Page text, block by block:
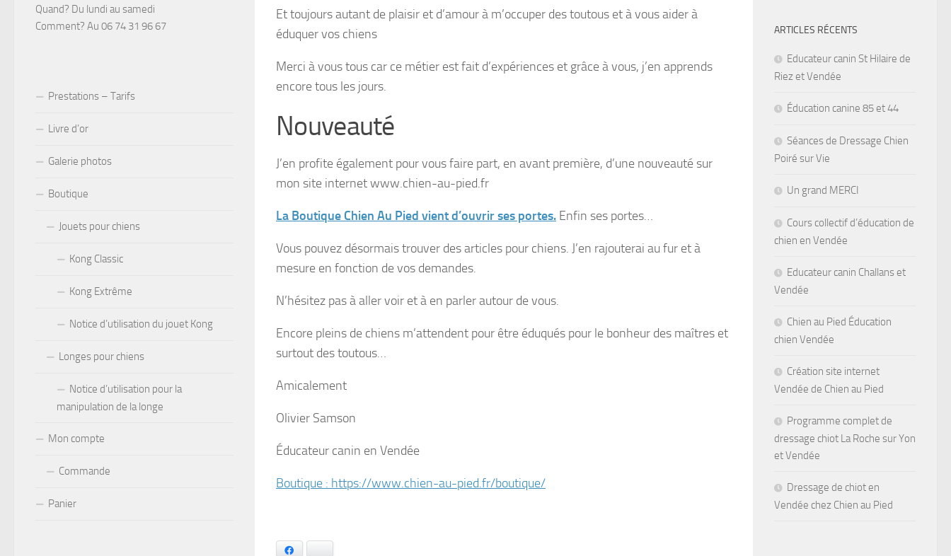
Et toujours autant de plaisir et d’amour à m’occuper des toutous et à vous aider à
éduquer vos chiens
Merci à vous tous car ce métier est fait d’expériences et grâce à vous, j’en apprends
encore tous les jours.
Nouveauté
J’en profite également pour vous faire part, en avant première, d’une nouveauté sur
mon site internet www.chien-au-pied.fr
La Boutique Chien Au Pied vient d’ouvrir ses portes. Enfin ses portes…
Vous pouvez désormais trouver des articles pour chiens. J’en rajouterai au fur et à
mesure en fonction de vos demandes.
N’hésitez pas à aller voir et à en parler autour de vous.
Encore pleins de chiens m’attendent pour être éduqués pour le bonheur des maîtres et
surtout des toutous…
Amicalement
Olivier Samson
Éducateur canin en Vendée
Boutique : https://www.chien-au-pied.fr/boutique/
Quand? Du lundi au samedi
Comment? Au 06 74 31 96 67
Prestations – Tarifs
Livre d’or
Galerie photos
Boutique
Jouets pour chiens
Kong Classic
Kong Extrême
Notice d’utilisation du jouet Kong
Longes pour chiens
Notice d’utilisation pour la
manipulation de la longe
Mon compte
Commande
Panier
ARTICLES RÉCENTS
Educateur canin St Hilaire de
Riez et Vendée
Éducation canine 85 et 44
Séances de Dressage Chien
Poiré sur Vie
Un grand MERCI
Cours collectif d’éducation de
chien en Vendée
Educateur canin Challans et
Vendée
Chien au Pied Éducation
chien Vendée
Création site internet
Vendée de Chien au Pied
Programme complet de
dressage chiot La Roche sur Yon
et Vendée
Dressage de chiot en
Vendée chez Chien au Pied